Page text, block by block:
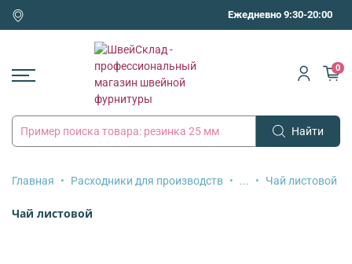
Ежедневно 9:30-20:00
Найти
0
Главная Расходники для производств ... Чай листовой
Чай листовой